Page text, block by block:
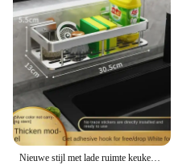
Nieuwe stijl met lade ruimte keuken opbergrek gootsteen afvoerrek spons organisator hangende zeep afdruiprek plank planken